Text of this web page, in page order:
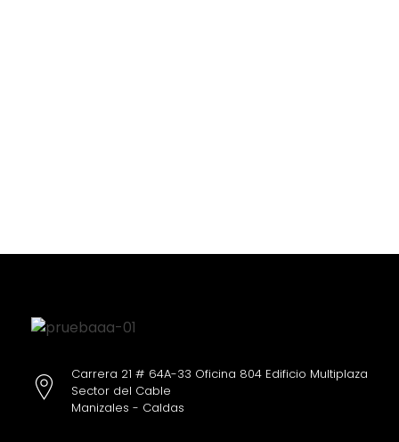
Carrera 21 # 64A-33 Oficina 804 Edificio Multiplaza
Sector del Cable
Manizales - Caldas